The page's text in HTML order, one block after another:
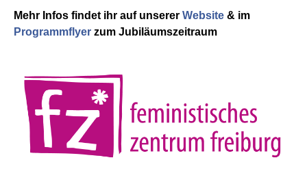
Mehr Infos findet ihr auf unserer Website & im
Programmflyer zum Jubiläumszeitraum